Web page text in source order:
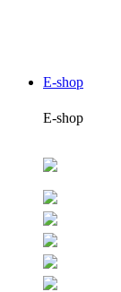
E-shop
E-shop